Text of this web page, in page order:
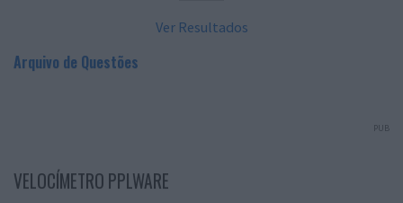
Ver Resultados
Arquivo de Questões
PUB
VELOCÍMETRO PPLWARE